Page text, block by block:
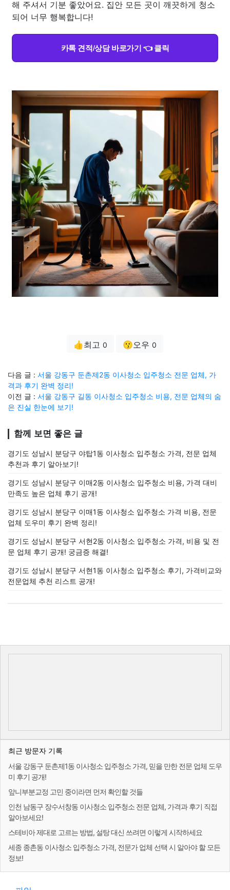
해 주셔서 기분 좋았어요. 집안 모든 곳이 깨끗하게 청소
되어 너무 행복합니다!
카톡 견적/상담 바로가기 👈 클릭
👍최고 0 😗오우 0
다음 글 : 서울 강동구 둔촌제2동 이사청소 입주청소 전문 업체, 가
격과 후기 완벽 정리!
이전 글 : 서울 강동구 길동 이사청소 입주청소 비용, 전문 업체의 숨
은 진실 한눈에 보기!
함께 보면 좋은 글
경기도 성남시 분당구 야탑1동 이사청소 입주청소 가격, 전문 업체
추천과 후기 알아보기!
경기도 성남시 분당구 이매2동 이사청소 입주청소 비용, 가격 대비
만족도 높은 업체 후기 공개!
경기도 성남시 분당구 이매1동 이사청소 입주청소 가격 비용, 전문
업체 도우미 후기 완벽 정리!
경기도 성남시 분당구 서현2동 이사청소 입주청소 가격, 비용 및 전
문 업체 후기 공개! 궁금증 해결!
경기도 성남시 분당구 서현1동 이사청소 입주청소 후기, 가격비교와
전문업체 추천 리스트 공개!
최근 방문자 기록
서울 강동구 둔촌제1동 이사청소 입주청소 가격, 믿을 만한 전문 업체 도우
미 후기 공개!
앞니부분교정 고민 중이라면 먼저 확인할 것들
인천 남동구 장수서창동 이사청소 입주청소 전문 업체, 가격과 후기 직접
알아보세요!
스테비아 제대로 고르는 방법, 설탕 대신 쓰려면 이렇게 시작하세요
세종 종촌동 이사청소 입주청소 가격, 전문가 업체 선택 시 알아야 할 모든
정보!